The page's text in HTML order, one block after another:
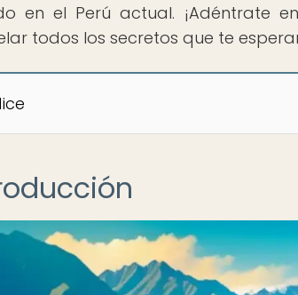
en el Perú actual. ¡Adéntrate
todos los secretos que te